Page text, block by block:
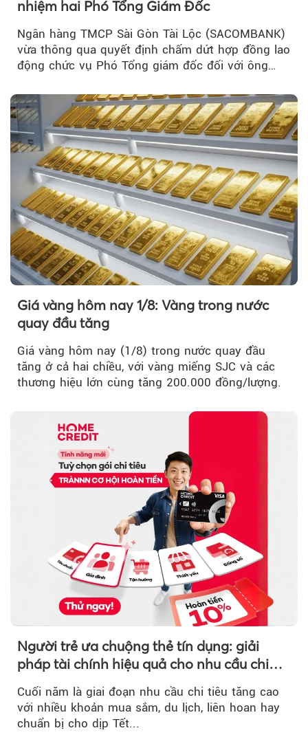
nhiệm hai Phó Tổng Giám Đốc
Ngân hàng TMCP Sài Gòn Tài Lộc (SACOMBANK)
vừa thông qua quyết định chấm dứt hợp đồng lao
động chức vụ Phó Tổng giám đốc đối với ông
Giá vàng hôm nay 1/8: Vàng trong nước
quay đầu tăng
Giá vàng hôm nay (1/8) trong nước quay đầu
tăng ở cả hai chiều, với vàng miếng SJC và các
thương hiệu lớn cùng tăng 200.000 đồng/lượng.
Người trẻ ưa chuộng thẻ tín dụng: giải
pháp tài chính hiệu quả cho nhu cầu chi
tiêu cuối năm
Cuối năm là giai đoạn nhu cầu chi tiêu tăng cao
với nhiều khoản mua sắm, du lịch, liên hoan hay
chuẩn bị cho dịp Tết...